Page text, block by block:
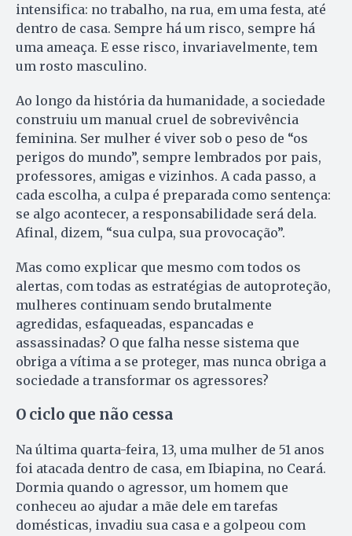
intensifica: no trabalho, na rua, em uma festa, até
dentro de casa. Sempre há um risco, sempre há
uma ameaça. E esse risco, invariavelmente, tem
um rosto masculino.
Ao longo da história da humanidade, a sociedade
construiu um manual cruel de sobrevivência
feminina. Ser mulher é viver sob o peso de “os
perigos do mundo”, sempre lembrados por pais,
professores, amigas e vizinhos. A cada passo, a
cada escolha, a culpa é preparada como sentença:
se algo acontecer, a responsabilidade será dela.
Afinal, dizem, “sua culpa, sua provocação”.
Mas como explicar que mesmo com todos os
alertas, com todas as estratégias de autoproteção,
mulheres continuam sendo brutalmente
agredidas, esfaqueadas, espancadas e
assassinadas? O que falha nesse sistema que
obriga a vítima a se proteger, mas nunca obriga a
sociedade a transformar os agressores?
O ciclo que não cessa
Na última quarta-feira, 13, uma mulher de 51 anos
foi atacada dentro de casa, em Ibiapina, no Ceará.
Dormia quando o agressor, um homem que
conheceu ao ajudar a mãe dele em tarefas
domésticas, invadiu sua casa e a golpeou com